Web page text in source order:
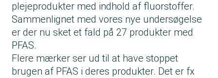
plejeprodukter med indhold af fluorstoffer.
Sammenlignet med vores nye undersøgelse
er der nu sket et fald på 27 produkter med
PFAS.
Flere mærker ser ud til at have stoppet
brugen af PFAS i deres produkter. Det er fx